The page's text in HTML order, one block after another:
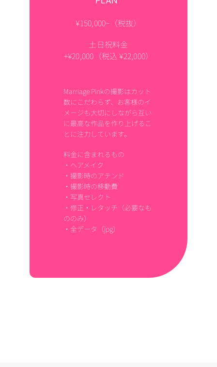
¥150,000~（税抜）
土日祝料金
+¥20,000（税込 ¥22,000）
Marriage Pinkの撮影はカット
数にこだわらず、お客様のイ
メージも大切にしながら互い
に最高な作品を作り上げるこ
とに注力しています。
料金に含まれるもの
・ヘアメイク
・撮影時のアテンド
・撮影時の移動費
・写真セレクト
・修正・レタッチ（必要なも
ののみ）
・全データ（jpg）